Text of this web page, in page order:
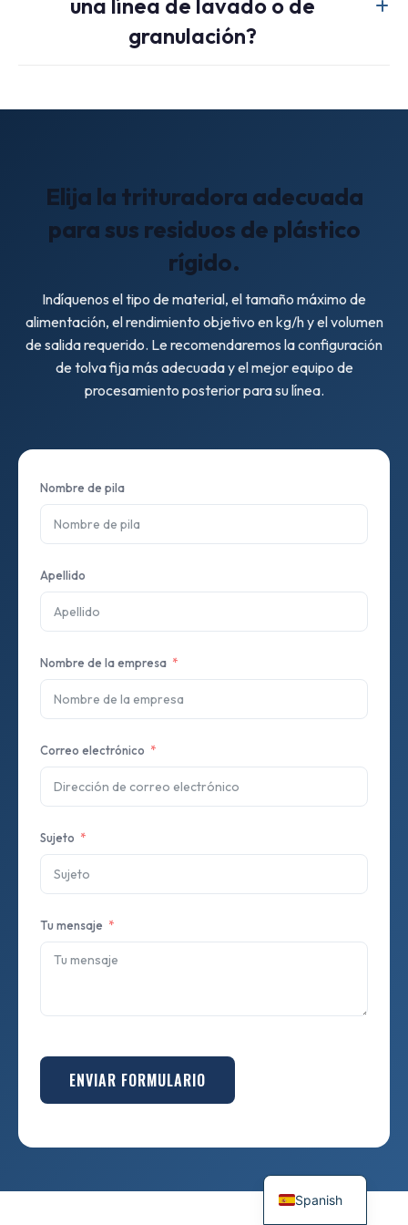
puentes o difícil de mantener acoplada al rotor, y se
necesite un empuje hidráulico para estabilizar la entrada.
una línea de lavado o de
granulación?
Elija la trituradora adecuada
para sus residuos de plástico
rígido.
Indíquenos el tipo de material, el tamaño máximo de
alimentación, el rendimiento objetivo en kg/h y el volumen
de salida requerido. Le recomendaremos la configuración
de tolva fija más adecuada y el mejor equipo de
procesamiento posterior para su línea.
Nombre de pila
Apellido
Nombre de la empresa
Correo electrónico
Sujeto
Tu mensaje
ENVIAR FORMULARIO
Spanish